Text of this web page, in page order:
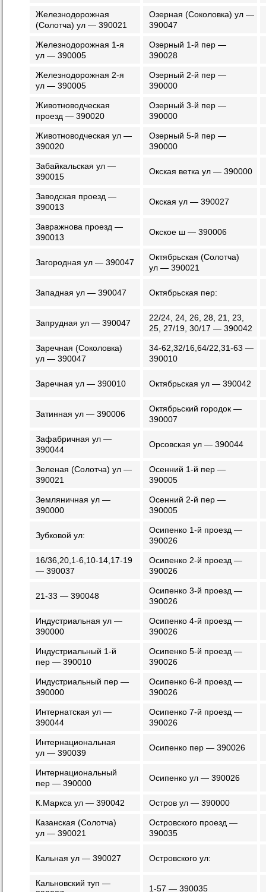
Железнодорожная
(Солотча) ул — 390021
Озерная (Соколовка) ул —
390047
Железнодорожная 1-я
ул — 390005
Озерный 1-й пер —
390028
Железнодорожная 2-я
ул — 390005
Озерный 2-й пер —
390000
Животноводческая
проезд — 390020
Озерный 3-й пер —
390000
Животноводческая ул —
390020
Озерный 5-й пер —
390000
Забайкальская ул —
390015
Окская ветка ул — 390000
Заводская проезд —
390013
Окская ул — 390027
Завражнова проезд —
390013
Окское ш — 390006
Загородная ул — 390047
Октябрьская (Солотча)
ул — 390021
Западная ул — 390047 Октябрьская пер:
Запрудная ул — 390047
22/24, 24, 26, 28, 21, 23,
25, 27/19, 30/17 — 390042
Заречная (Соколовка)
ул — 390047
34-62,32/16,64/22,31-63 —
390010
Заречная ул — 390010 Октябрьская ул — 390042
Затинная ул — 390006
Октябрьский городок —
390007
Зафабричная ул —
390044
Орсовская ул — 390044
Зеленая (Солотча) ул —
390021
Осенний 1-й пер —
390005
Земляничная ул —
390000
Осенний 2-й пер —
390005
Зубковой ул:
Осипенко 1-й проезд —
390026
16/36,20,1-6,10-14,17-19
— 390037
Осипенко 2-й проезд —
390026
21-33 — 390048
Осипенко 3-й проезд —
390026
Индустриальная ул —
390000
Осипенко 4-й проезд —
390026
Индустриальный 1-й
пер — 390010
Осипенко 5-й проезд —
390026
Индустриальный пер —
390000
Осипенко 6-й проезд —
390026
Интернатская ул —
390044
Осипенко 7-й проезд —
390026
Интернациональная
ул — 390039
Осипенко пер — 390026
Интернациональный
пер — 390000
Осипенко ул — 390026
К.Маркса ул — 390042 Остров ул — 390000
Казанская (Солотча)
ул — 390021
Островского проезд —
390035
Кальная ул — 390027 Островского ул:
Кальновский туп —
1-57 — 390035